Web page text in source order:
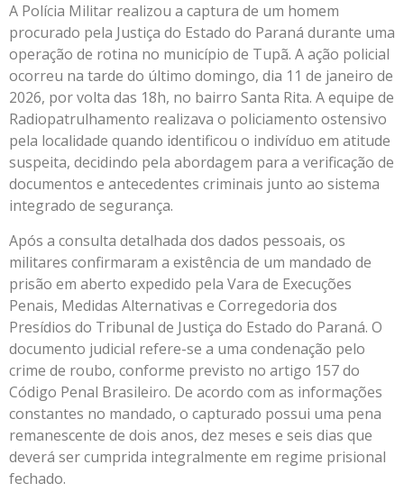
A Polícia Militar realizou a captura de um homem
procurado pela Justiça do Estado do Paraná durante uma
operação de rotina no município de Tupã. A ação policial
ocorreu na tarde do último domingo, dia 11 de janeiro de
2026, por volta das 18h, no bairro Santa Rita. A equipe de
Radiopatrulhamento realizava o policiamento ostensivo
pela localidade quando identificou o indivíduo em atitude
suspeita, decidindo pela abordagem para a verificação de
documentos e antecedentes criminais junto ao sistema
integrado de segurança.
Após a consulta detalhada dos dados pessoais, os
militares confirmaram a existência de um mandado de
prisão em aberto expedido pela Vara de Execuções
Penais, Medidas Alternativas e Corregedoria dos
Presídios do Tribunal de Justiça do Estado do Paraná. O
documento judicial refere-se a uma condenação pelo
crime de roubo, conforme previsto no artigo 157 do
Código Penal Brasileiro. De acordo com as informações
constantes no mandado, o capturado possui uma pena
remanescente de dois anos, dez meses e seis dias que
deverá ser cumprida integralmente em regime prisional
fechado.